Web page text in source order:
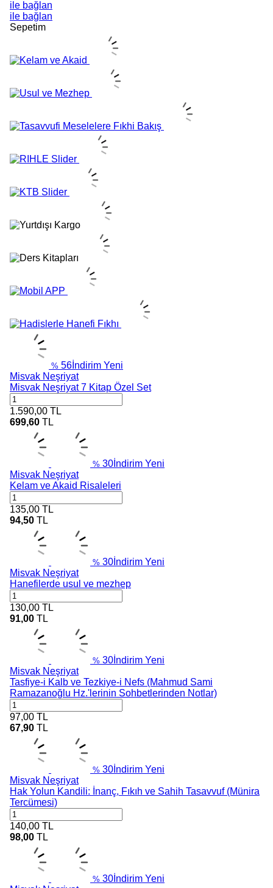
ile bağlan
ile bağlan
Sepetim
% 56 İndirim Yeni
Misvak Neşriyat
Misvak Neşriyat 7 Kitap Özel Set
1.590,00 TL
699,60 TL
% 30 İndirim Yeni
Misvak Neşriyat
Kelam ve Akaid Risaleleri
135,00 TL
94,50 TL
% 30 İndirim Yeni
Misvak Neşriyat
Hanefilerde usul ve mezhep
130,00 TL
91,00 TL
% 30 İndirim Yeni
Misvak Neşriyat
Tasfiye-i Kalb ve Tezkiye-i Nefs (Mahmud Sami
Ramazanoğlu Hz.'lerinin Sohbetlerinden Notlar)
97,00 TL
67,90 TL
% 30 İndirim Yeni
Misvak Neşriyat
Hak Yolun Kandili: İnanç, Fıkıh ve Sahih Tasavvuf (Münira
Tercümesi)
140,00 TL
98,00 TL
% 30 İndirim Yeni